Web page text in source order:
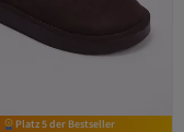
Platz 5 der Bestseller